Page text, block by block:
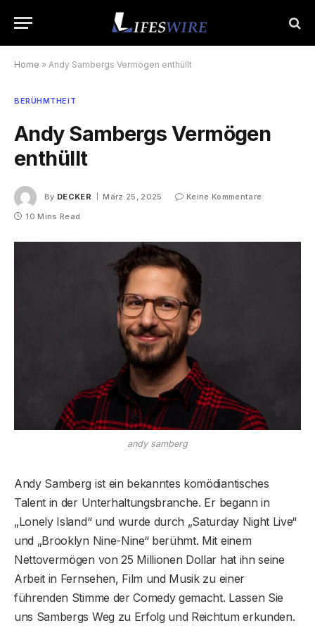
Home » Andy Sambergs Vermögen enthüllt
BERÜHMTHEIT
Andy Sambergs Vermögen
enthüllt
By DECKER März 25, 2025
Keine Kommentare
10 Mins Read
andy samberg
Andy Samberg ist ein bekanntes komödiantisches
Talent in der Unterhaltungsbranche. Er begann in
„Lonely Island“ und wurde durch „Saturday Night Live“
und „Brooklyn Nine-Nine“ berühmt. Mit einem
Nettovermögen von 25 Millionen Dollar hat ihn seine
Arbeit in Fernsehen, Film und Musik zu einer
führenden Stimme der Comedy gemacht. Lassen Sie
uns Sambergs Weg zu Erfolg und Reichtum erkunden.